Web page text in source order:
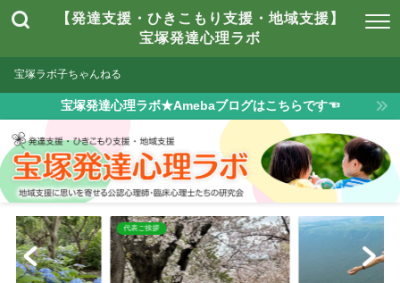
【発達支援・ひきこもり支援・地域支援】
宝塚発達心理ラボ
宝塚ラボ子ちゃんねる
宝塚発達心理ラボ★Amebaブログはこちらです☜
代表ご挨拶